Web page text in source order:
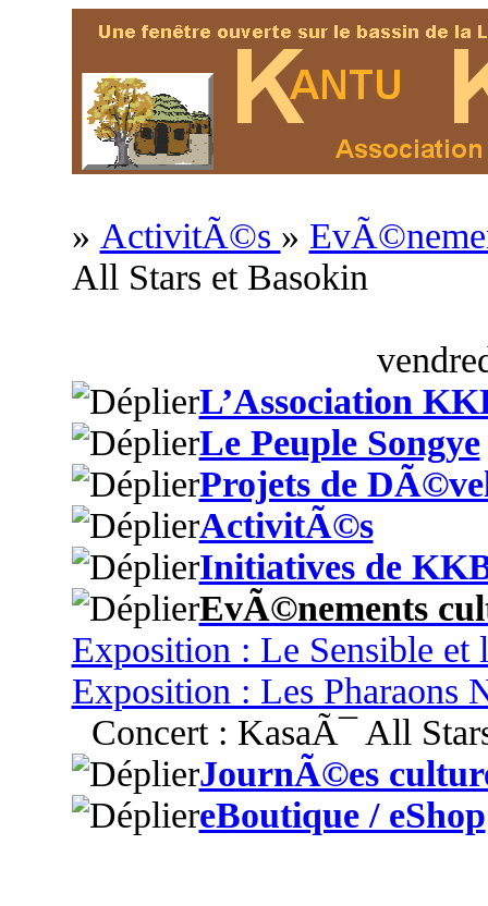
» ActivitÃ©s »
All Stars et Basokin
L’Association
Le Peuple Songye
Projets de
ActivitÃ©s
Initiatives de
EvÃ©nements
Exposition : Le Sensible et
Exposition : Les Pharaons
Concert : KasaÃ¯ All
JournÃ©es
eBoutique / eShop